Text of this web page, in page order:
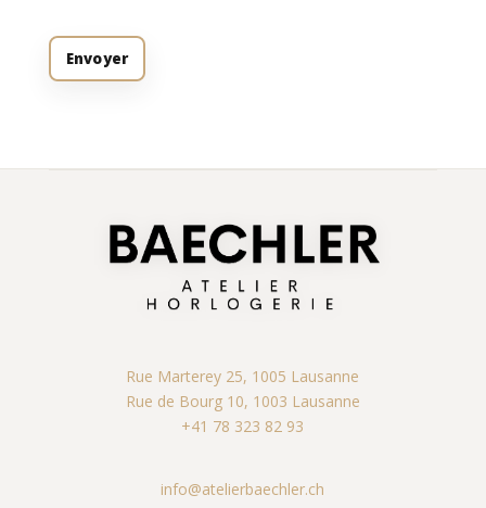
Rue Marterey 25, 1005 Lausanne
Rue de Bourg 10, 1003 Lausanne
+41 78 323 82 93
info@atelierbaechler.ch